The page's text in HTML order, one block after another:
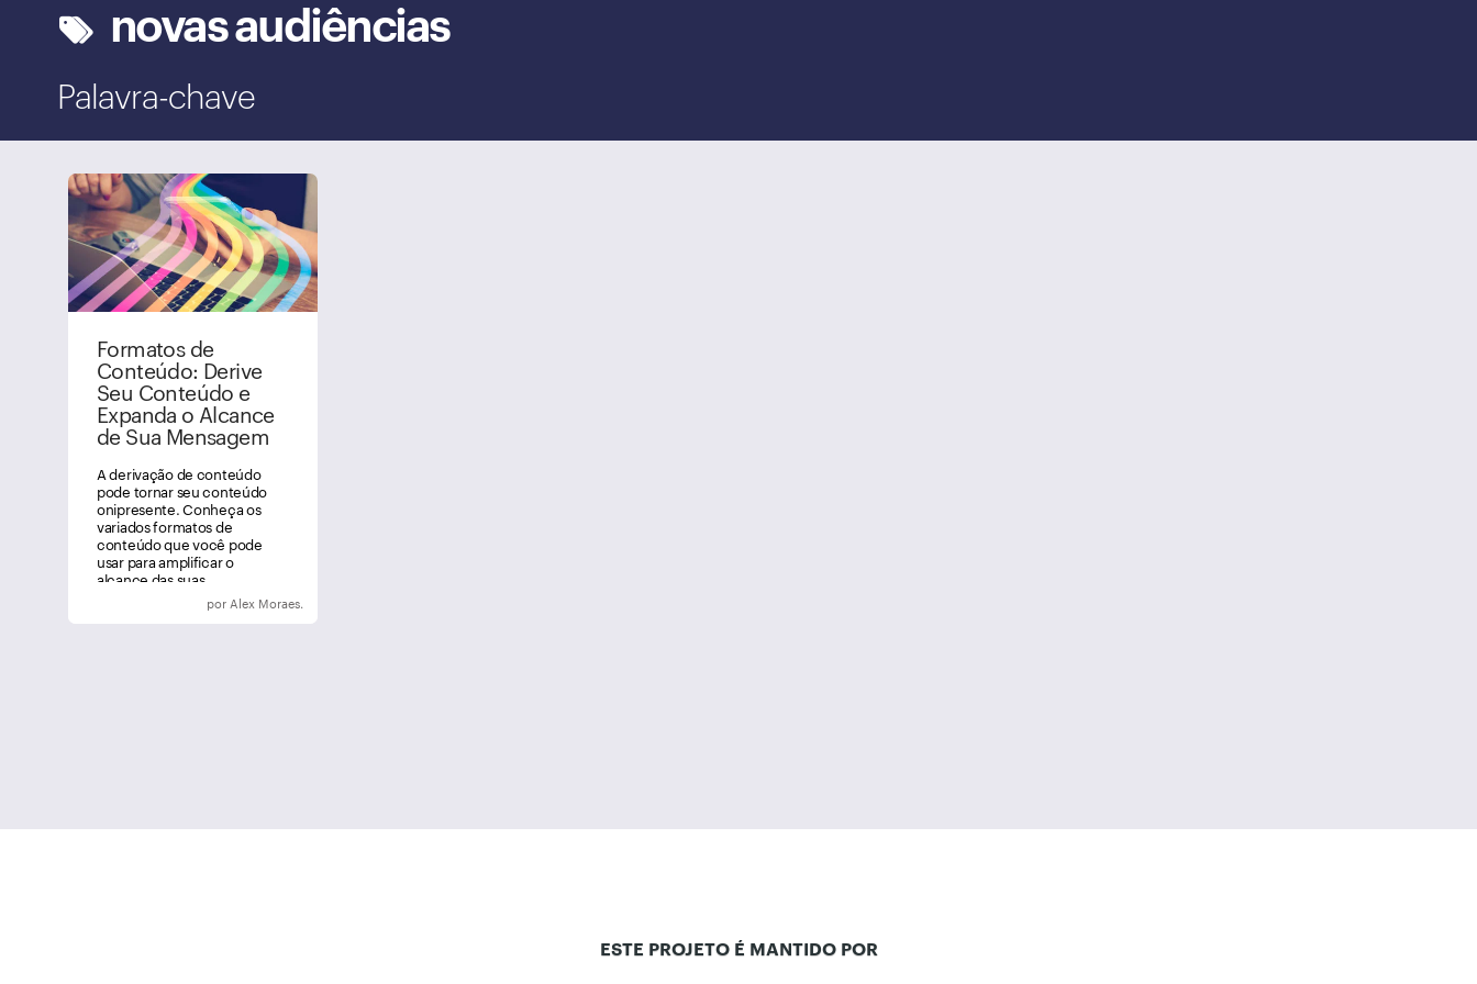
novas audiências
Palavra-chave
Formatos de
Conteúdo: Derive
Seu Conteúdo e
Expanda o Alcance
de Sua Mensagem
A derivação de conteúdo
pode tornar seu conteúdo
onipresente. Conheça os
variados formatos de
conteúdo que você pode
usar para amplificar o
alcance das suas
por Alex Moraes.
ESTE PROJETO É MANTIDO POR